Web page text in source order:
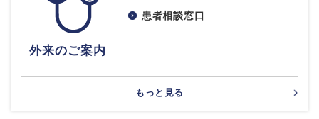
外来のご案内
患者相談窓口
もっと見る